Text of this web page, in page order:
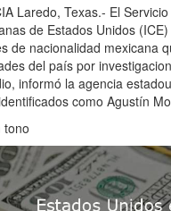
Laredo, Texas.- El
de Estados Unidos
de nacionalidad mexicana
del país por
informó la agencia
como Agustín
tono